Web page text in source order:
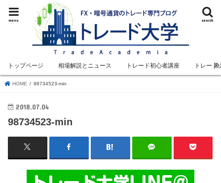
search
menu
トップページ 相場解説とニュース トレード初心者講座 トレード
HOME 98734523-min
2018.07.04
98734523-min